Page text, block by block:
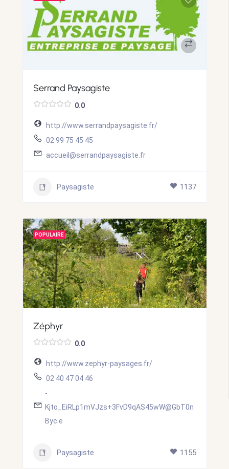
Serrand Paysagiste
0.0
http://www.serrandpaysagiste.fr/
02 99 75 45 45
accueil@serrandpaysagiste.fr
Paysagiste 1137
POPULAIRE
Zéphyr
0.0
http://www.zephyr-paysages.fr/
02 40 47 04 46
-
Kjto_EiRLp1mVJzs+3FvD9qAS45wW@GbT0n
Byc.e
Paysagiste 1155